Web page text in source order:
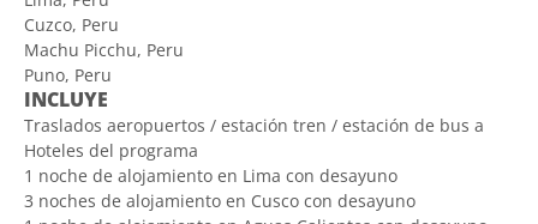
Cuzco, Peru
Machu Picchu, Peru
Puno, Peru
INCLUYE
Traslados aeropuertos / estación tren / estación de bus a
Hoteles del programa
1 noche de alojamiento en Lima con desayuno
3 noches de alojamiento en Cusco con desayuno